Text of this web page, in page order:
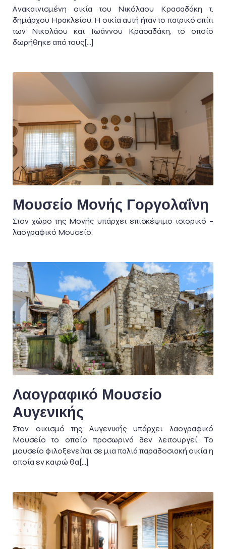
Ανακαινισμένη οικία του Νικόλαου Κρασαδάκη τ.
δημάρχου Ηρακλείου. Η οικία αυτή ήταν το πατρικό σπίτι
των Νικολάου και Ιωάννου Κρασαδάκη, το οποίο
δωρήθηκε από τους[…]
Μουσείο Μονής Γοργολαΐνη
Στον χώρο της Μονής υπάρχει επισκέψιμο ιστορικό –
λαογραφικό Μουσείο.
Λαογραφικό Μουσείο
Αυγενικής
Στον οικισμό της Αυγενικής υπάρχει λαογραφικό
Μουσείο το οποίο προσωρινά δεν λειτουργεί. Το
μουσείο φιλοξενείται σε μια παλιά παραδοσιακή οικία η
οποία εν καιρώ θα[…]